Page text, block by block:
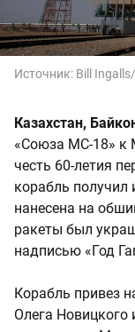
Источник: Bill
Казахстан,
«Союза МС-18» к
честь 60-летия
корабль получил
нанесена на
ракеты был
надписью «Год
Корабль привез
Олега Новицкого